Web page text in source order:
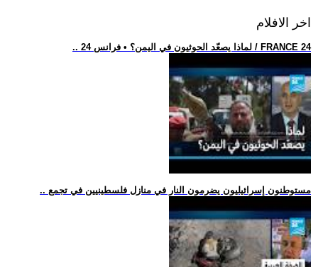
اخر الافلام
.. لماذا يصعّد الحوثيون في اليمن؟ • فرانس 24 / FRANCE 24
.. مستوطنون إسرائيليون يضرمون النار في منازل فلسطينيين في تجمع